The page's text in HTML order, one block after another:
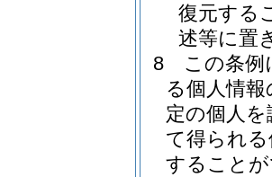
復元する
述等に置
8
この条例
る個人情
定の個人
て得られ
すること